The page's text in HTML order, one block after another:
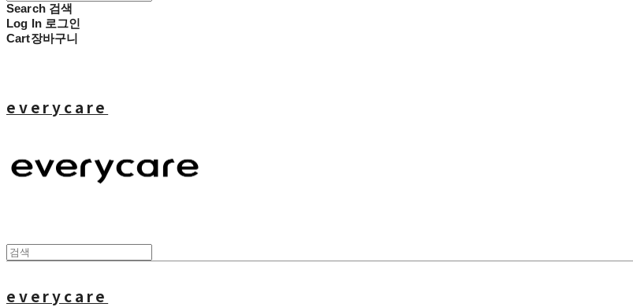
Search 검색
Log In 로그인
Cart장바구니
everycare
everycare